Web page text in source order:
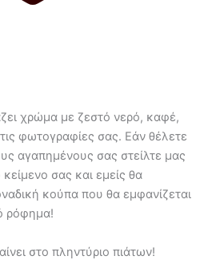
χρώμα με ζεστό νερό, καφέ,
φωτογραφίες σας. Εάν θέλετε
αγαπημένους σας στείλτε μας
σας και εμείς θα
κούπα που θα εμφανίζεται
ρόφημα!
στο πληντύριο πιάτων!